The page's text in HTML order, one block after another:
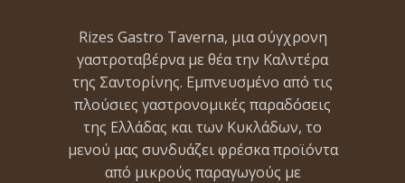
Rizes Gastro Taverna, μια σύγχρονη
γαστροταβέρνα με θέα την Καλντέρα
της Σαντορίνης. Εμπνευσμένο από τις
πλούσιες γαστρονομικές παραδόσεις
της Ελλάδας και των Κυκλάδων, το
μενού μας συνδυάζει φρέσκα προϊόντα
από μικρούς παραγωγούς με